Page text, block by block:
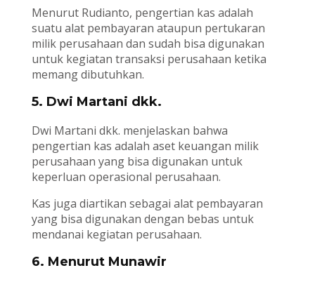
Menurut Rudianto, pengertian kas adalah
suatu alat pembayaran ataupun pertukaran
milik perusahaan dan sudah bisa digunakan
untuk kegiatan transaksi perusahaan ketika
memang dibutuhkan.
5. Dwi Martani dkk.
Dwi Martani dkk. menjelaskan bahwa
pengertian kas adalah aset keuangan milik
perusahaan yang bisa digunakan untuk
keperluan operasional perusahaan.
Kas juga diartikan sebagai alat pembayaran
yang bisa digunakan dengan bebas untuk
mendanai kegiatan perusahaan.
6. Menurut Munawir